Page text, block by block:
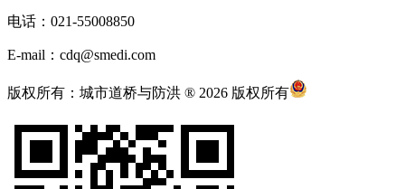
电话：021-55008850
E-mail：cdq@smedi.com
版权所有：城市道桥与防洪 ® 2026 版权所有